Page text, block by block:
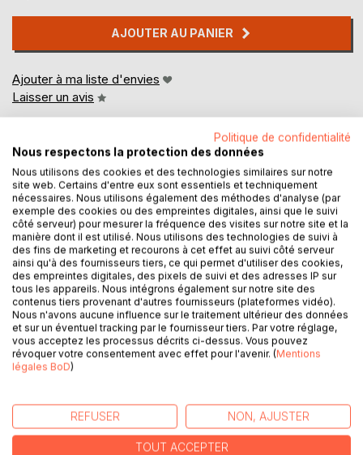
AJOUTER AU PANIER
Ajouter à ma liste d'envies
Laisser un avis
DESCRIPTION
Parce que Cerridwen, la femme qu'il aime lui est interdite,
Arawn choisit l'exil. Tous deux décident de fuir une société
archaïque et sclérosée, régie par un code d'honneur
ancestral. Pourtant vivre libre a un prix et leur projet de
rejoindre les Guetteurs, bandes armées libres qui
protègent les frontières des royaumes, sera contrarié par
le destin. Ce destin, que tous prédisent légendaire pour
AUTEUR(S)
Politique de confidentialité
Nous respectons la protection des données
Nous utilisons des cookies et des technologies similaires sur notre
site web. Certains d'entre eux sont essentiels et techniquement
nécessaires. Nous utilisons également des méthodes d'analyse (par
exemple des cookies ou des empreintes digitales, ainsi que le suivi
côté serveur) pour mesurer la fréquence des visites sur notre site et la
manière dont il est utilisé. Nous utilisons des technologies de suivi à
des fins de marketing et recourons à cet effet au suivi côté serveur
ainsi qu'à des fournisseurs tiers, ce qui permet d'utiliser des cookies,
des empreintes digitales, des pixels de suivi et des adresses IP sur
tous les appareils. Nous intégrons également sur notre site des
contenus tiers provenant d'autres fournisseurs (plateformes vidéo).
Nous n'avons aucune influence sur le traitement ultérieur des données
et sur un éventuel tracking par le fournisseur tiers. Par votre réglage,
vous acceptez les processus décrits ci-dessus. Vous pouvez
révoquer votre consentement avec effet pour l'avenir. (Mentions
légales BoD)
REFUSER NON, AJUSTER
TOUT ACCEPTER